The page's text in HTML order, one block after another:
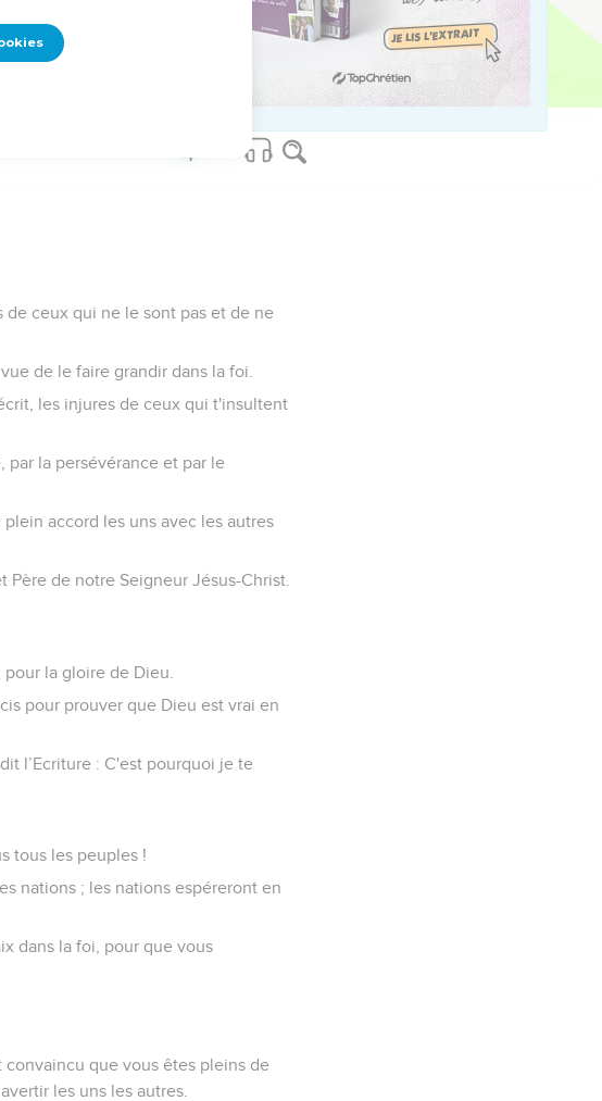
qu'il n'agit pas par une
de ceux qui ne le sont pas et de ne
de le faire grandir dans la foi.
les injures de ceux qui t'insultent
la persévérance et par le
accord les uns avec les autres
de notre Seigneur Jésus-Christ.
la gloire de Dieu.
pour prouver que Dieu est vrai en
l’Ecriture : C'est pourquoi je te
tous les peuples !
nations ; les nations espéreront en
dans la foi, pour que vous
que vous êtes pleins de
les uns les autres.